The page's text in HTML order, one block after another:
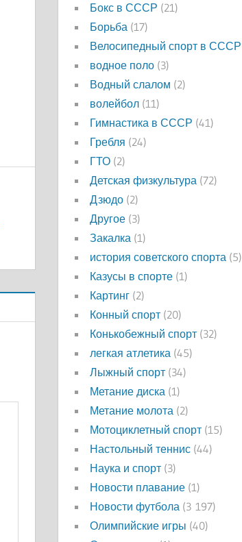
Бокс в СССР (21)
Борьба (17)
Велосипедный спорт в СССР
водное поло (3)
Водный слалом (2)
волейбол (11)
Гимнастика в СССР (41)
Гребля (24)
ГТО (2)
Детская физкультура (72)
Дзюдо (2)
Другое (3)
Закалка (1)
история советского спорта (5)
Казусы в спорте (1)
Картинг (2)
Конный спорт (20)
Конькобежный спорт (32)
легкая атлетика (45)
Лыжный спорт (34)
Метание диска (1)
Метание молота (2)
Мотоциклетный спорт (15)
Настольный теннис (44)
Наука и спорт (3)
Новости плавание (1)
Новости футбола (3 197)
Олимпийские игры (40)